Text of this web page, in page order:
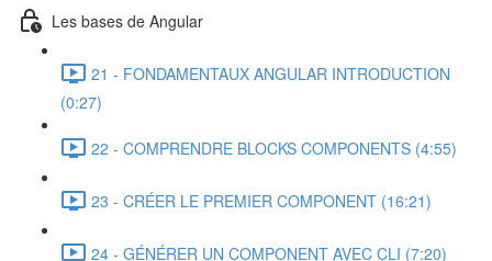
Les bases de Angular
21 - FONDAMENTAUX ANGULAR INTRODUCTION
(0:27)
22 - COMPRENDRE BLOCKS COMPONENTS (4:55)
23 - CRÉER LE PREMIER COMPONENT (16:21)
24 - GÉNÉRER UN COMPONENT AVEC CLI (7:20)